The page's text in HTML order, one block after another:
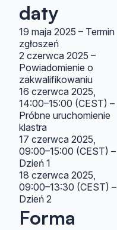
daty
19 maja 2025 – Termin
zgłoszeń
2 czerwca 2025 –
Powiadomienie o
zakwalifikowaniu
16 czerwca 2025,
14:00–15:00 (CEST) –
Próbne uruchomienie
klastra
17 czerwca 2025,
09:00–15:00 (CEST) –
Dzień 1
18 czerwca 2025,
09:00–13:30 (CEST) –
Dzień 2
Forma